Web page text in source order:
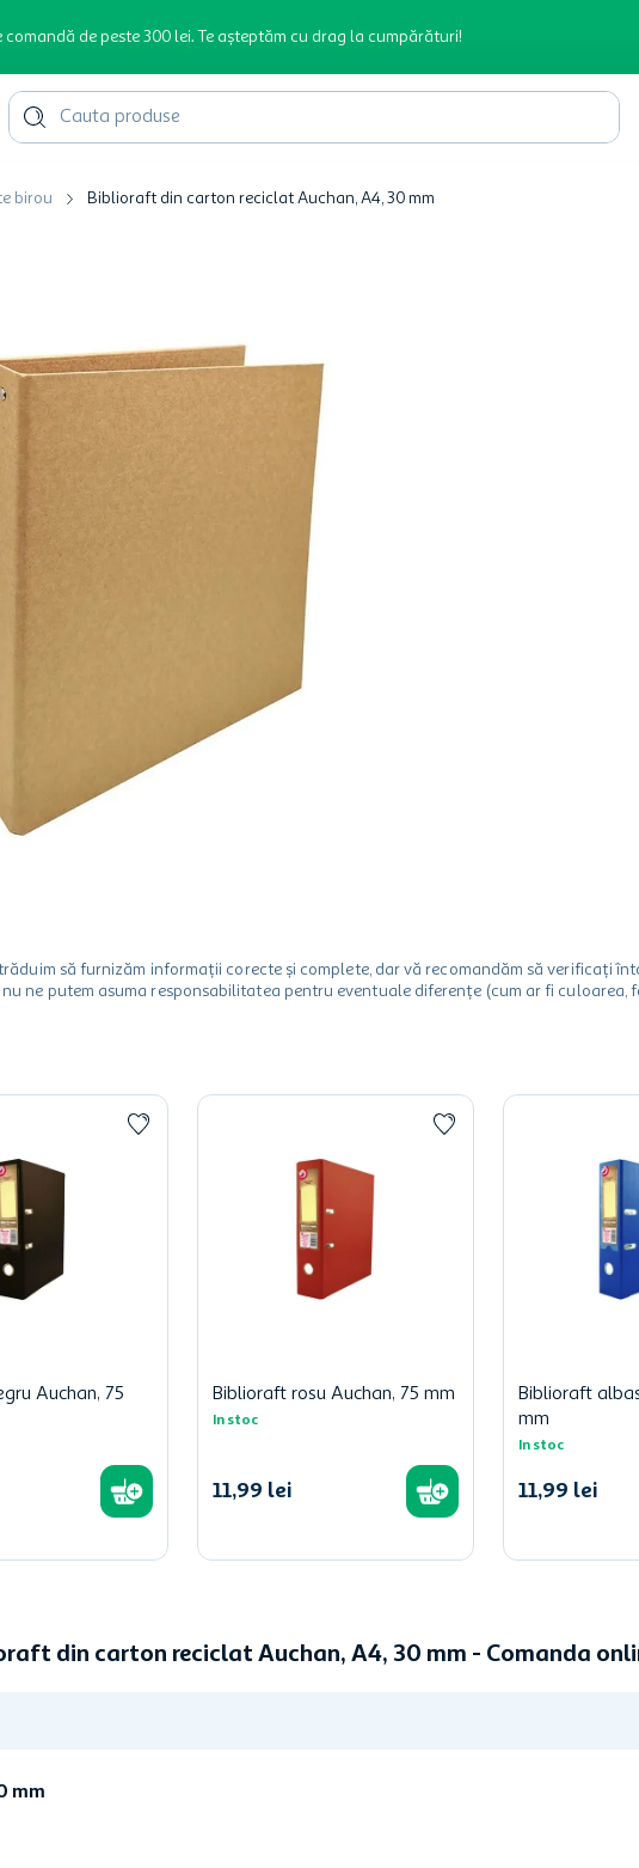
de peste 300 lei. Te așteptăm cu drag la cumpărături!
Cauta produse
birou Biblioraft din carton reciclat Auchan, A4, 30 mm
să furnizăm informații corecte și complete, dar vă recomandăm să verificați
ne putem asuma responsabilitatea pentru eventuale diferențe (cum ar fi
Auchan, 75
Biblioraft rosu Auchan, 75 mm
In stoc
11,99 lei
Biblioraft
mm
In stoc
11,99 lei
din carton reciclat Auchan, A4, 30 mm - Comanda
mm